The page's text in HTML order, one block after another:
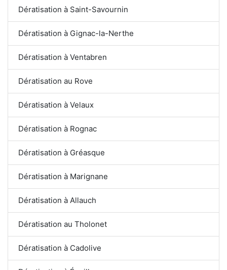
Dératisation à Saint-Savournin
Dératisation à Gignac-la-Nerthe
Dératisation à Ventabren
Dératisation au Rove
Dératisation à Velaux
Dératisation à Rognac
Dératisation à Gréasque
Dératisation à Marignane
Dératisation à Allauch
Dératisation au Tholonet
Dératisation à Cadolive